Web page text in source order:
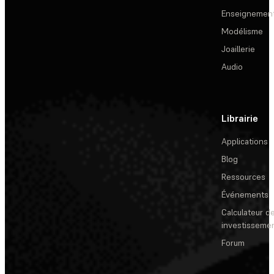
Modélisme
Joaillerie
Audio
Librairie
Applications
Blog
Ressources
Événements
Calculateur
Forum